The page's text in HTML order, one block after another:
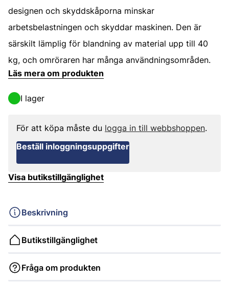
designen och skyddskåporna minskar
arbetsbelastningen och skyddar maskinen. Den är
särskilt lämplig för blandning av material upp till 40
kg, och omröraren har många användningsområden.
Läs mera om produkten
I lager
För att köpa måste du logga in till webbshoppen.
Beställ inloggningsuppgifter
Visa butikstillgänglighet
Beskrivning
Butikstillgänglighet
Fråga om produkten